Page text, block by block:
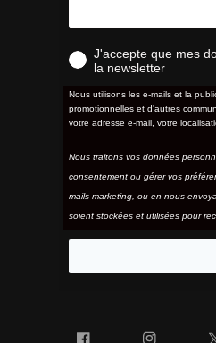
J'accepte que mes
la newsletter
Nous utilisons les e-mails et la
promotionnelles et d'autres
votre adresse e-mail, votre
Nous traitons vos données
consentement ou gérer vos
mails marketing, ou en nous
soient stockées et utilisées pour
Facebook